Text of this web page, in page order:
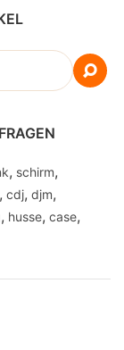
schirm
cdj djm
husse case